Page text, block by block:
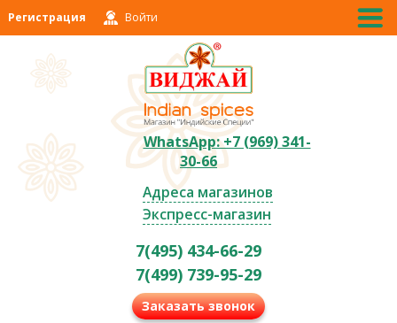
Регистрация Войти
WhatsApp: +7 (969) 341-
30-66
Адреса магазинов
Экспресс-магазин
7(495) 434-66-29
7(499) 739-95-29
Заказать звонок